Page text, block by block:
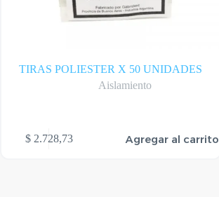
TIRAS POLIESTER X 50 UNIDADES
Aislamiento
$2.728,73 Agregar al carrito